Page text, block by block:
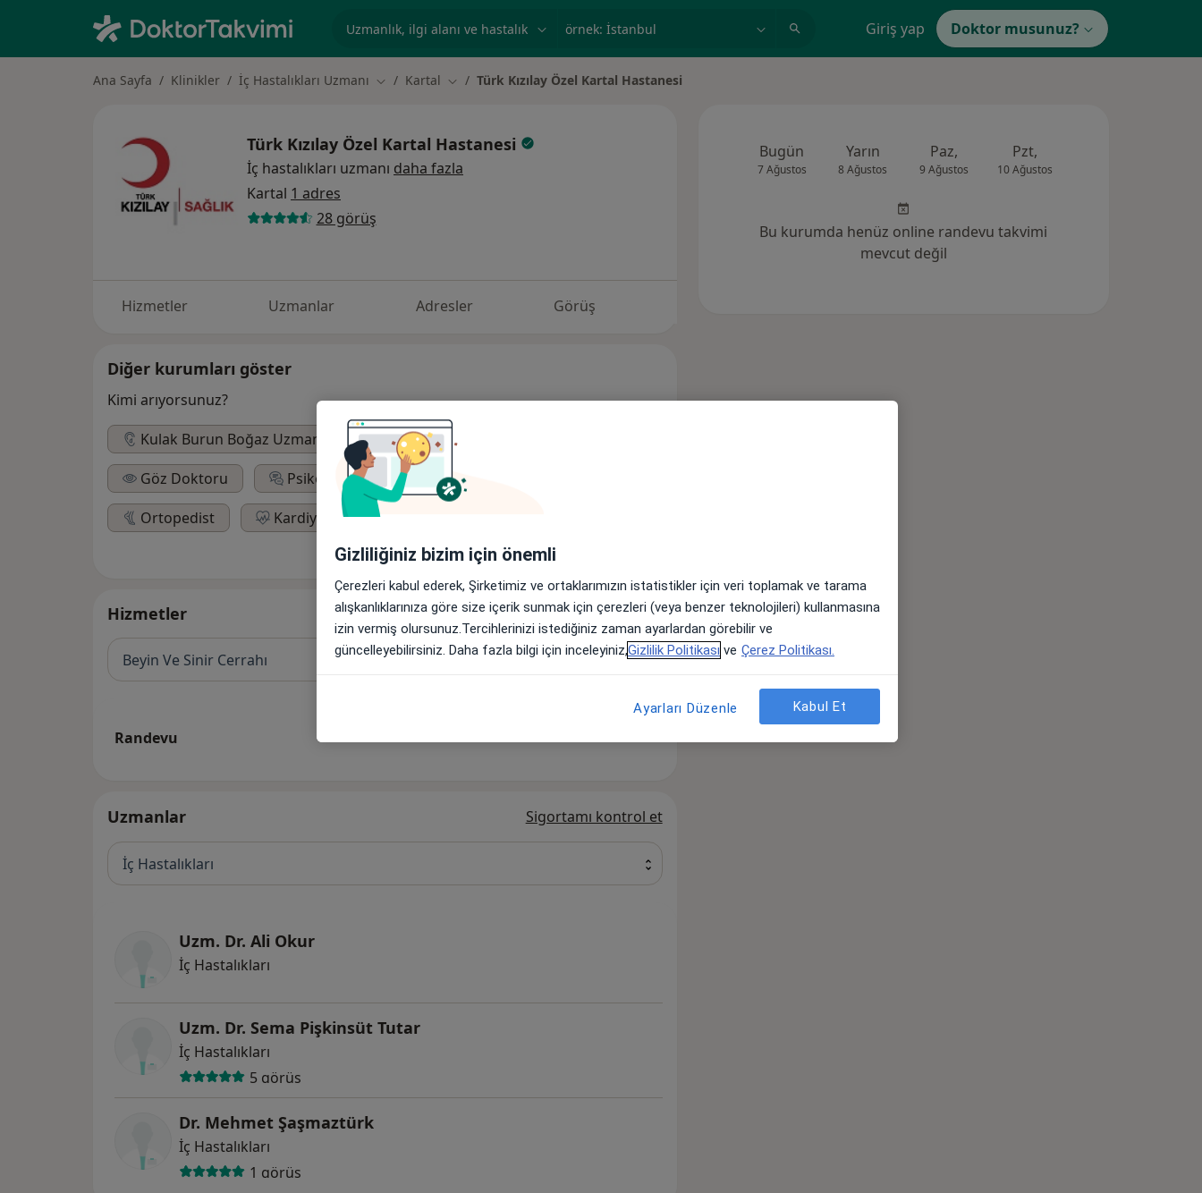
örnek: İstanbul Giriş yap Doktor musunuz?
Ana Sayfa Klinikler İç Hastalıkları Uzmanı Şehir değiştir
Kartal Şehir değiştir
Türk Kızılay Özel Kartal Hastanesi
Türk Kızılay Özel Kartal Hastanesi
İç hastalıkları uzmanı daha fazla
Kartal 1 adres
28 görüş
Hizmetler Uzmanlar Adresler Görüş
Diğer kurumları göster
Kimi arıyorsunuz?
Kulak Burun Boğaz Uzmanı
Diyetisyen
Göz Doktoru
Psikolog Dermatolog
Ortopedist
Kardiyolog
Başka bir uzmanlık arayın
Hizmetler
Beyin Ve Sinir Cerrahı
Randevu
Uzmanlar Sigortamı kontrol et
İç Hastalıkları
Uzm. Dr. Ali Okur
İç Hastalıkları
Uzm. Dr. Sema Pişkinsüt Tutar
İç Hastalıkları
5 görüş
Dr. Mehmet Şaşmaztürk
İç Hastalıkları
1 görüş
Bugün
7 Ağustos
Yarın
8 Ağustos
Paz,
9 Ağustos
Pzt,
10 Ağustos
Bu kurumda henüz online randevu takvimi
mevcut değil
Gizliliğiniz bizim için önemli
Çerezleri kabul ederek, Şirketimiz ve ortaklarımızın istatistikler için veri toplamak ve tarama
alışkanlıklarınıza göre size içerik sunmak için çerezleri (veya benzer teknolojileri) kullanmasına
izin vermiş olursunuz.Tercihlerinizi istediğiniz zaman ayarlardan görebilir ve
güncelleyebilirsiniz. Daha fazla bilgi için inceleyiniz,Gizlilik Politikası ve Çerez Politikası.
Ayarları Düzenle Kabul Et